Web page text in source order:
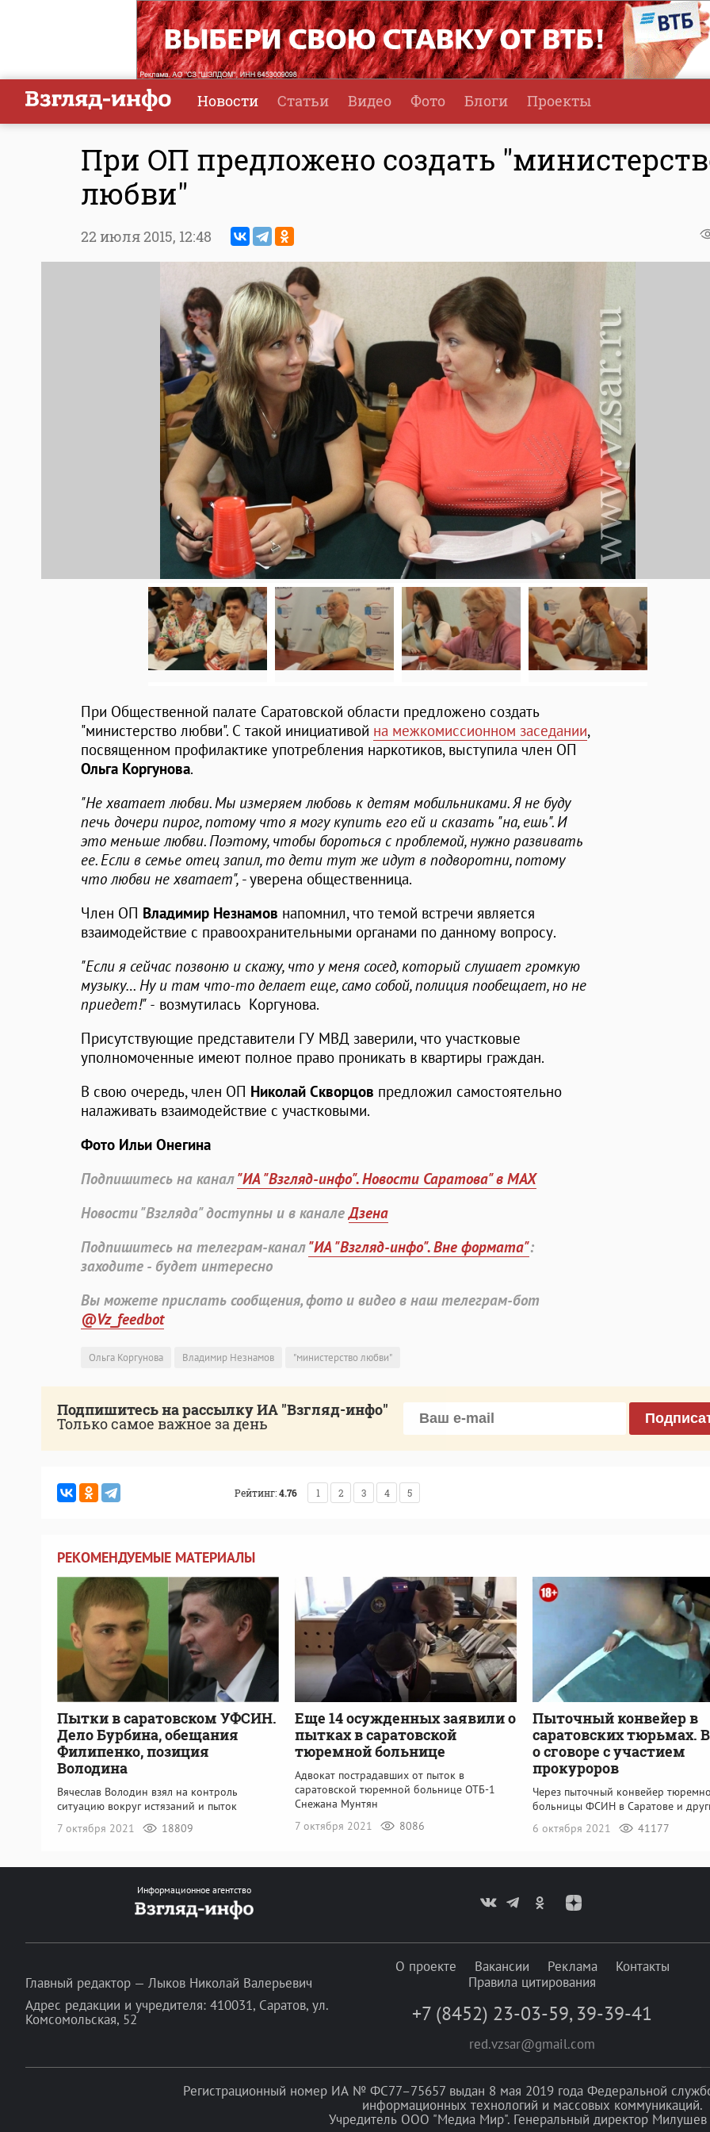
Новости Статьи Видео Фото Блоги Проекты
При ОП предложено создать
любви"
22 июля 2015, 12:48
При Общественной палате Саратовской области предложено создать
"министерство любви". С такой инициативой на межкомиссионном заседании,
посвященном профилактике употребления наркотиков, выступила член ОП
Ольга Коргунова.
"Не хватает любви. Мы измеряем любовь к детям мобильниками. Я не буду
печь дочери пирог, потому что я могу купить его ей и сказать "на, ешь". И
это меньше любви. Поэтому, чтобы бороться с проблемой, нужно развивать
ее. Если в семье отец запил, то дети тут же идут в подворотни, потому
что любви не хватает", - уверена общественница.
Член ОП Владимир Незнамов напомнил, что темой встречи является
взаимодействие с правоохранительными органами по данному вопросу.
"Если я сейчас позвоню и скажу, что у меня сосед, который слушает громкую
музыку… Ну и там что-то делает еще, само собой, полиция пообещает, но не
приедет!" - возмутилась Коргунова.
Присутствующие представители ГУ МВД заверили, что участковые
уполномоченные имеют полное право проникать в квартиры граждан.
В свою очередь, член ОП Николай Скворцов предложил самостоятельно
налаживать взаимодействие с участковыми.
Фото Ильи Онегина
Подпишитесь на канал"ИА "Взгляд-инфо". Новости Саратова" в MAX
Новости "Взгляда" доступны и в каналеДзена
Подпишитесь на телеграм-канал"ИА "Взгляд-инфо". Вне формата":
заходите - будет интересно
Вы можете прислать сообщения, фото и видео в наш телеграм-бот
@Vz_feedbot
Ольга Коргунова Владимир Незнамов "министерство любви"
Подпишитесь на рассылку ИА "Взгляд-инфо"
Только самое важное за день
Рейтинг:4.76 1 2 3 4 5
РЕКОМЕНДУЕМЫЕ МАТЕРИАЛЫ
Пытки в саратовском УФСИН.
Дело Бурбина, обещания
Филипенко, позиция
Володина
Вячеслав Володин взял на контроль
ситуацию вокруг истязаний и пыток
7 октября 2021
18809
Еще 14 осужденных заявили о
пытках в саратовской
тюремной больнице
Адвокат пострадавших от пыток в
саратовской тюремной больнице ОТБ-1
Снежана Мунтян
7 октября 2021
8086
Пыточный конвейер в
саратовских тюрьмах.
о сговоре с участием
прокуроров
Через пыточный конвейер
больницы ФСИН в Саратове и
6 октября 2021
41177
Информационное агентство
Главный редактор — Лыков Николай Валерьевич
Адрес редакции и учредителя: 410031, Саратов, ул.
Комсомольская, 52
О проекте Вакансии Реклама
Контакты
Правила цитирования
+7 (8452) 23-03-59, 39-39-41
red.vzsar@gmail.com
Регистрационный номер ИА № ФС77–75657 выдан 8 мая 2019 года Федеральной
информационных технологий и массовых коммуникаций.
Учредитель ООО "Медиа Мир". Генеральный директор